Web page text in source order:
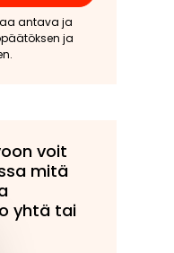
antava ja
ja
voit
mitä
yhtä tai